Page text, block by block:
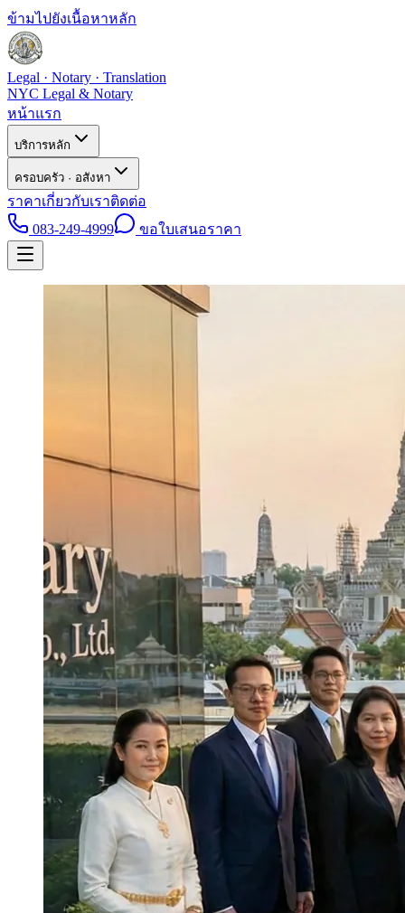
ข้ามไปยังเนื้อหาหลัก
Legal · Notary · Translation
NYC Legal & Notary
หน้าแรก
บริการหลัก
ครอบครัว · อสังหา
ราคาเกี่ยวกับเราติดต่อ
083-249-4999
ขอใบเสนอราคา